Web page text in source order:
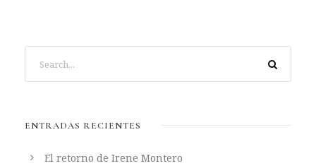
ENTRADAS RECIENTES
El retorno de Irene Montero